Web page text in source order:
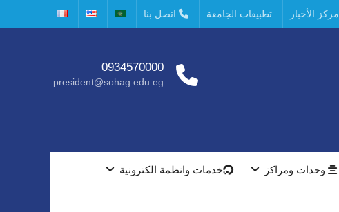
مركز الأخبار تطبيقات الجامعة اتصل بنا
0934570000
president@sohag.edu.eg
وحدات ومراكز خدمات وانظمة الكترونية